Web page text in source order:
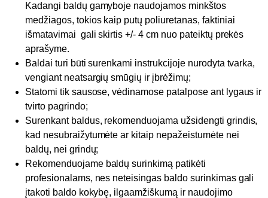
Kadangi baldų gamyboje naudojamos minkštos
medžiagos, tokios kaip putų poliuretanas, faktiniai
išmatavimai gali skirtis +/- 4 cm nuo pateiktų prekės
aprašyme.
Baldai turi būti surenkami instrukcijoje nurodyta tvarka,
vengiant neatsargių smūgių ir įbrėžimų;
Statomi tik sausose, vėdinamose patalpose ant lygaus ir
tvirto pagrindo;
Surenkant baldus, rekomenduojama užsidengti grindis,
kad nesubraižytumėte ar kitaip nepažeistumėte nei
baldų, nei grindų;
Rekomenduojame baldų surinkimą patikėti
profesionalams, nes neteisingas baldo surinkimas gali
įtakoti baldo kokybę, ilgaamžiškumą ir naudojimo